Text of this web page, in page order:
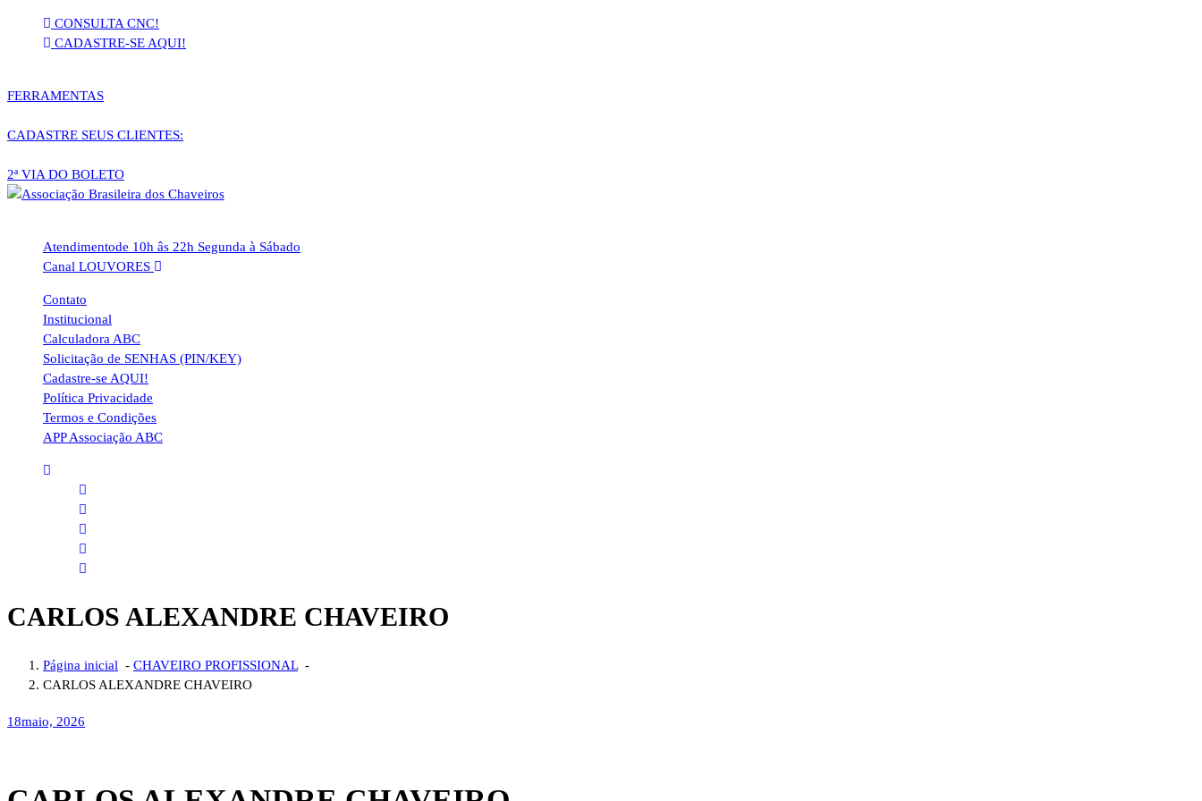
CONSULTA CNC!
CADASTRE-SE AQUI!
FERRAMENTAS
CADASTRE SEUS CLIENTES:
2ª VIA DO BOLETO
Atendimentode 10h âs 22h Segunda à Sábado
Canal LOUVORES
Contato
Institucional
Calculadora ABC
Solicitação de SENHAS (PIN/KEY)
Cadastre-se AQUI!
Política Privacidade
Termos e Condições
APP Associação ABC
CARLOS ALEXANDRE CHAVEIRO
Página inicial - CHAVEIRO PROFISSIONAL-
CARLOS ALEXANDRE CHAVEIRO
18maio, 2026